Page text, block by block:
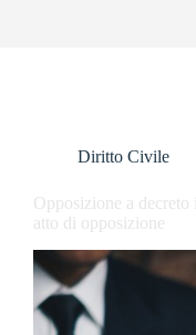
Diritto Civile
Opposizione a
atto di opposizione